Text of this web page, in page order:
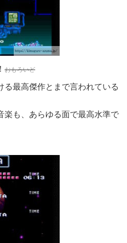
おもろいど
る最高傑作とまで言われている
楽も、あらゆる面で最高水準で